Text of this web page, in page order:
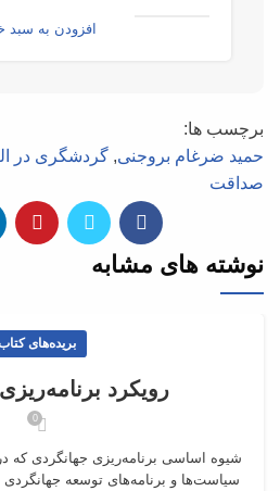
افزودن به سبد
برچسب ها:
حمید ضرغام بروجنی, گردشگری در
صداقت
نوشته های مشابه
بریده‌های
رویکرد
0
شیوه اساسی برنامه‌ریزی جهانگردی که
سیاست‌ها و برنامه‌های توسعه جهانگردی